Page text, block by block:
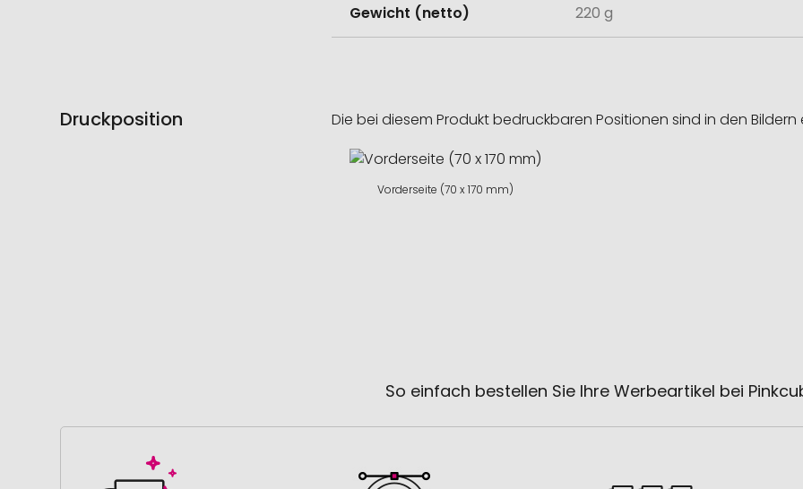
Gewicht (netto) 220 g
Druckposition Die bei diesem Produkt bedruckbaren Positionen sind in den
Vorderseite (70 x 170 mm)
So einfach bestellen Sie Ihre Werbeartikel bei